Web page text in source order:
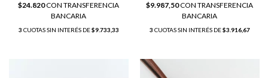
$24.820CON TRANSFERENCIA
BANCARIA
3 CUOTAS SIN INTERÉS DE$9.733,33
$9.987,50CON TRANSFERENCIA
BANCARIA
3 CUOTAS SIN INTERÉS DE$3.916,67